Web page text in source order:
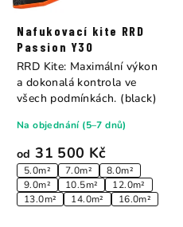
Nafukovací kite RRD
Passion Y30
od 31 500 Kč
5.0m² 7.0m²
8.0m²
9.0m²
10.5m²
12.0m²
13.0m²
14.0m² 16.0m²
Na objednání (5–7 dnů)
RRD Kite: Maximální výkon
a dokonalá kontrola ve
všech podmínkách. (black)